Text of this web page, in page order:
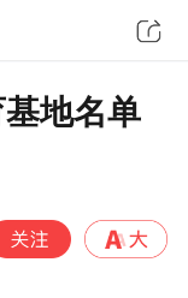
地名单